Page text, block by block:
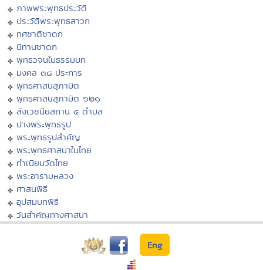
ภาพพระพุทธประวัติ
ประวัติพระพุทธสาวก
ทศชาติชาดก
นิทานชาดก
พุทธวจนในธรรมบท
มงคล ๓๘ ประการ
พุทธศาสนสุภาษิต
พุทธศาสนสุภาษิต ๖๒๑
สังเวชนียสถาน ๔ ตำบล
ปางพระพุทธรูป
พระพุทธรูปสำคัญ
พระพุทธศาสนาในไทย
ทำเนียบวัดไทย
พระอารามหลวง
ศาสนพิธี
อุปสมบทพิธี
วันสำคัญทางศาสนา
Eng